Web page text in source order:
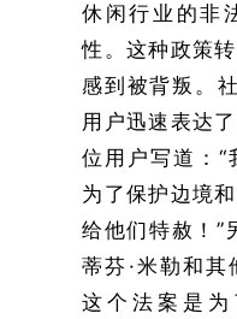
休闲行业的非
性。这种政策
感到被背叛。
用户迅速表达
位用户写道：
为了保护边境
给他们特赦！”
蒂芬·米勒和
这个法案是